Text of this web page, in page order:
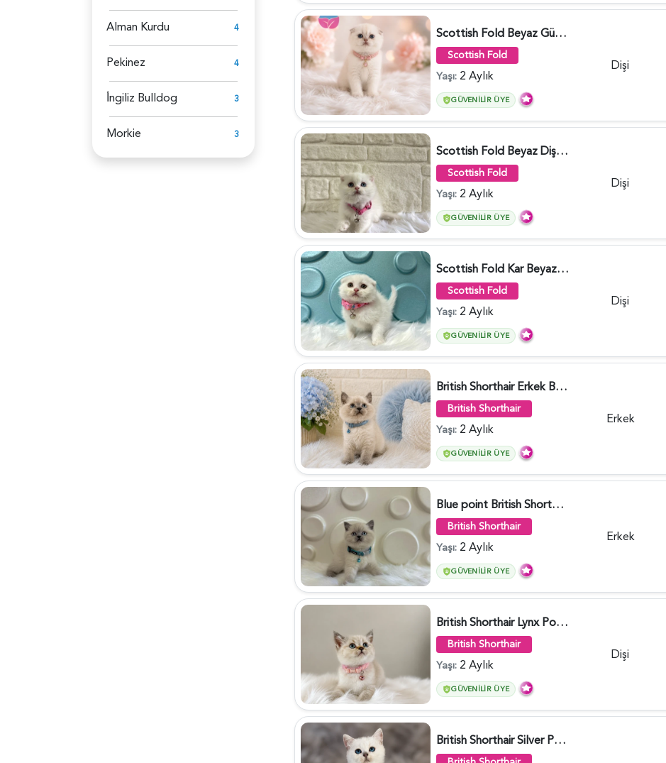
Alman Kurdu 4
Pekinez 4
İ̇ngiliz Bulldog 3
Morkie 3
Scottish Fold Beyaz Güzellik 2 Aylık - 4690
Scottish Fold
Yaşı: 2 Aylık
GÜVENILIR ÜYE
Dişi
Scottish Fold Beyaz Dişi Baby Face 2 Aylık - 3704
Scottish Fold
Yaşı: 2 Aylık
GÜVENILIR ÜYE
Dişi
Scottish Fold Kar Beyazı Dişi 2 Aylık - 2980
Scottish Fold
Yaşı: 2 Aylık
GÜVENILIR ÜYE
Dişi
British Shorthair Erkek Bluepoint 2 Aylık - 4448
British Shorthair
Yaşı: 2 Aylık
GÜVENILIR ÜYE
Erkek
Blue point British Shorthair Kedim 2 Aylık - 4132
British Shorthair
Yaşı: 2 Aylık
GÜVENILIR ÜYE
Erkek
British Shorthair Lynx Point Dişi Yavrumuz Yuva Arıyor - 5148
British Shorthair
Yaşı: 2 Aylık
GÜVENILIR ÜYE
Dişi
British Shorthair Silver Point Erkek 2 Aylık - 6122